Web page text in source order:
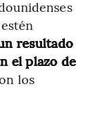
resultado
el plazo de
los